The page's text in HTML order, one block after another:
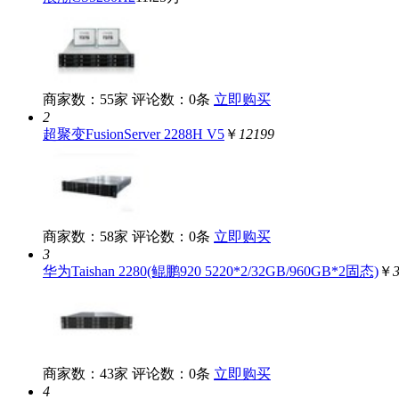
商家数：55家 评论数：0条 立即购买
2
超聚变FusionServer 2288H V5 ￥ 12199
商家数：58家 评论数：0条 立即购买
3
华为Taishan 2280(鲲鹏920 5220*2/32GB/960GB*2固态) ￥
商家数：43家 评论数：0条 立即购买
4